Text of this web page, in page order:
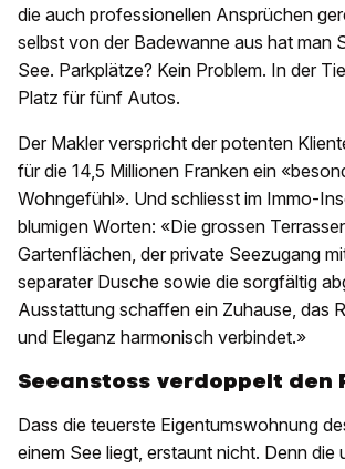
die auch professionellen Ansprüchen
selbst von der Badewanne aus hat man
See. Parkplätze? Kein Problem. In der
Platz für fünf Autos.
Der Makler verspricht der potenten
für die 14,5 Millionen Franken ein
Wohngefühl». Und schliesst im Immo-
blumigen Worten: «Die grossen
Gartenflächen, der private Seezugang
separater Dusche sowie die sorgfältig
Ausstattung schaffen ein Zuhause, das
und Eleganz harmonisch verbindet.»
Seeanstoss verdoppelt den
Dass die teuerste Eigentumswohnung
einem See liegt, erstaunt nicht. Denn die